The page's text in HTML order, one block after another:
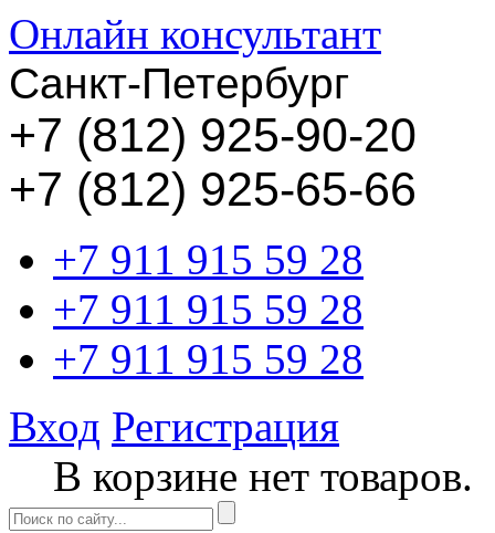
Онлайн консультант
Санкт-Петербург
+7 (812) 925-90-20
+7 (812) 925-65-66
+7 911 915 59 28
+7 911 915 59 28
+7 911 915 59 28
Вход Регистрация
В корзине нет товаров.